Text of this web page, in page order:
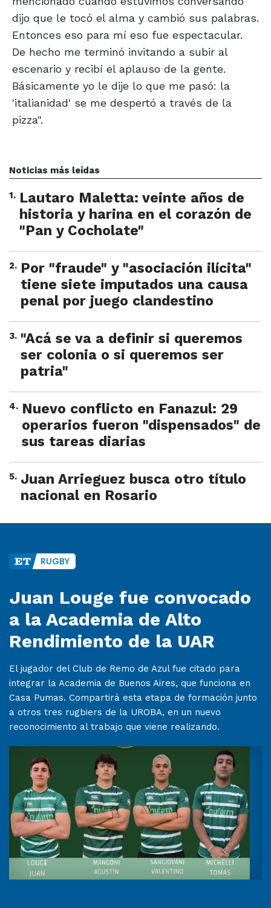
dijo que le tocó el alma y cambió sus palabras.
Entonces eso para mí eso fue espectacular.
De hecho me terminó invitando a subir al
escenario y recibí el aplauso de la gente.
Básicamente yo le dije lo que me pasó: la
'italianidad' se me despertó a través de la
pizza".
Noticias más leídas
1. Lautaro Maletta: veinte años de
historia y harina en el corazón de
"Pan y Cocholate"
2. Por "fraude" y "asociación ilícita"
tiene siete imputados una causa
penal por juego clandestino
3. "Acá se va a definir si queremos
ser colonia o si queremos ser
patria"
4. Nuevo conflicto en Fanazul: 29
operarios fueron "dispensados" de
sus tareas diarias
5. Juan Arrieguez busca otro título
nacional en Rosario
RUGBY
Juan Louge fue convocado
a la Academia de Alto
Rendimiento de la UAR
El jugador del Club de Remo de Azul fue citado para
integrar la Academia de Buenos Aires, que funciona en
Casa Pumas. Compartirá esta etapa de formación junto
a otros tres rugbiers de la UROBA, en un nuevo
reconocimiento al trabajo que viene realizando.